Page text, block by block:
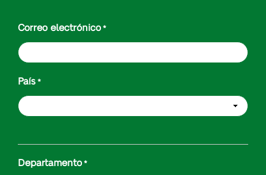
Correo electrónico *
País *
Departamento *